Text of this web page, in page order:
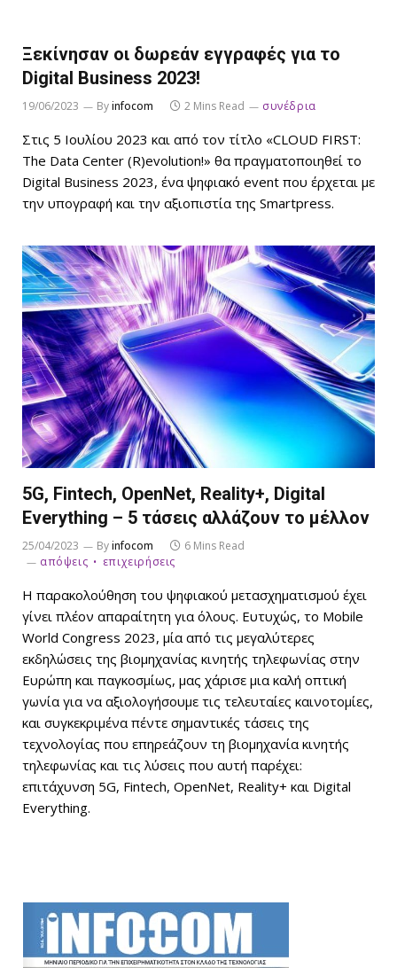
Ξεκίνησαν οι δωρεάν εγγραφές για το
Digital Business 2023!
19/06/2023 Byinfocom 2 Mins Read συνέδρια
Στις 5 Ιουλίου 2023 και από τον τίτλο «CLOUD FIRST:
The Data Center (R)evolution!» θα πραγματοποιηθεί το
Digital Business 2023, ένα ψηφιακό event που έρχεται με
την υπογραφή και την αξιοπιστία της Smartpress.
5G, Fintech, OpenNet, Reality+, Digital
Everything – 5 τάσεις αλλάζουν το μέλλον
25/04/2023 Byinfocom
6 Mins Read
απόψεις
επιχειρήσεις
Η παρακολούθηση του ψηφιακού μετασχηματισμού έχει
γίνει πλέον απαραίτητη για όλους. Ευτυχώς, το Mobile
World Congress 2023, μία από τις μεγαλύτερες
εκδηλώσεις της βιομηχανίας κινητής τηλεφωνίας στην
Ευρώπη και παγκοσμίως, μας χάρισε μια καλή οπτική
γωνία για να αξιολογήσουμε τις τελευταίες καινοτομίες,
και συγκεκριμένα πέντε σημαντικές τάσεις της
τεχνολογίας που επηρεάζουν τη βιομηχανία κινητής
τηλεφωνίας και τις λύσεις που αυτή παρέχει:
επιτάχυνση 5G, Fintech, OpenNet, Reality+ και Digital
Everything.